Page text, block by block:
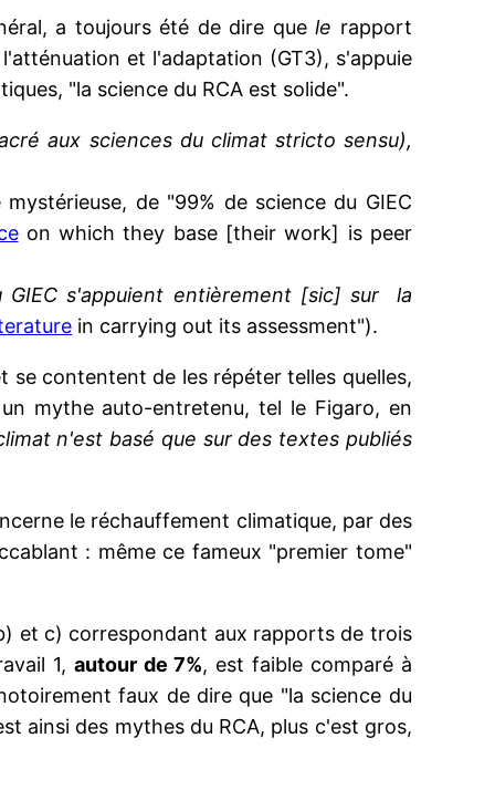
a toujours été de dire quele rapport
et l'adaptation (GT3), s'appuie
"la science du RCA est solide".
aux sciences du climat stricto sensu),
de "99% de science du GIEC
on which they base [their work] is peer
GIEC s'appuient entièrement [sic] sur la
in carrying out its assessment").
se contentent de les répéter telles quelles,
mythe auto-entretenu, tel le Figaro, en
n'est basé que sur des textes publiés
le réchauffement climatique, par des
: même ce fameux "premier tome"
et c) correspondant aux rapports de trois
1, autour de 7%, est faible comparé à
faux de dire que "la science du
ainsi des mythes du RCA, plus c'est gros,